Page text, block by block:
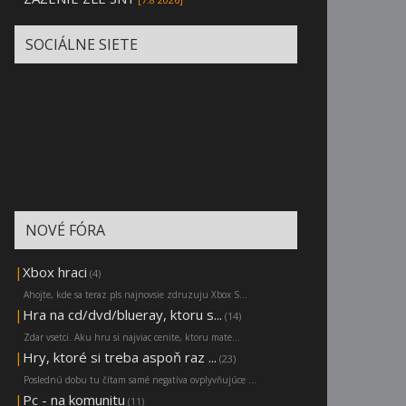
SOCIÁLNE SIETE
NOVÉ FÓRA
| Xbox hraci (4)
Ahojte, kde sa teraz pls najnovsie zdruzuju Xbox S...
| Hra na cd/dvd/blueray, ktoru s... (14)
Zdar vsetci. Aku hru si najviac cenite, ktoru mate...
| Hry, ktoré si treba aspoň raz ... (23)
Poslednú dobu tu čítam samé negatíva ovplyvňujúce ...
| Pc - na komunitu (11)